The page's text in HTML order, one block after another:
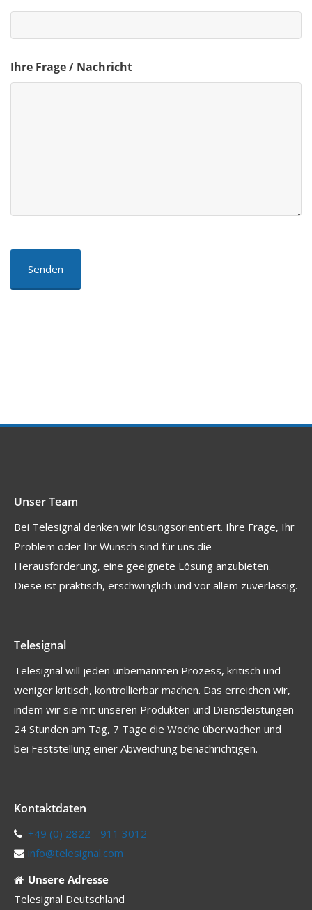
Ihre Frage / Nachricht
Unser Team
Bei Telesignal denken wir lösungsorientiert. Ihre Frage, Ihr
Problem oder Ihr Wunsch sind für uns die
Herausforderung, eine geeignete Lösung anzubieten.
Diese ist praktisch, erschwinglich und vor allem zuverlässig.
Telesignal
Telesignal will jeden unbemannten Prozess, kritisch und
weniger kritisch, kontrollierbar machen. Das erreichen wir,
indem wir sie mit unseren Produkten und Dienstleistungen
24 Stunden am Tag, 7 Tage die Woche überwachen und
bei Feststellung einer Abweichung benachrichtigen.
Kontaktdaten
+49 (0) 2822 - 911 3012
info@telesignal.com
Unsere Adresse
Telesignal Deutschland